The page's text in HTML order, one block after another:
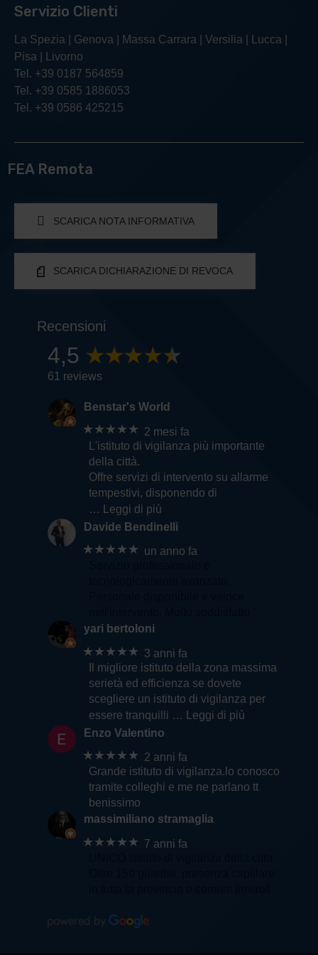
Servizio Clienti
La Spezia | Genova | Massa Carrara | Versilia | Lucca |
Pisa | Livorno
Tel. +39 0187 564859
Tel. +39 0585 1886053
Tel. +39 0586 425215
FEA Remota
SCARICA NOTA INFORMATIVA
SCARICA DICHIARAZIONE DI REVOCA
Recensioni
4,5
61 reviews
Benstar's World
★★★★★ 2 mesi fa
L'istituto di vigilanza più importante
della città.
Offre servizi di intervento su allarme
tempestivi, disponendo di
… Leggi di più
Davide Bendinelli
★★★★★ un anno fa
yari bertoloni
★★★★★ 3 anni fa
Il migliore istituto della zona massima
serietà ed efficienza se dovete
scegliere un istituto di vigilanza per
essere tranquilli … Leggi di più
Enzo Valentino
★★★★★ 2 anni fa
Grande istituto di vigilanza.lo conosco
tramite colleghi e me ne parlano tt
benissimo
massimiliano stramaglia
★★★★★ 7 anni fa